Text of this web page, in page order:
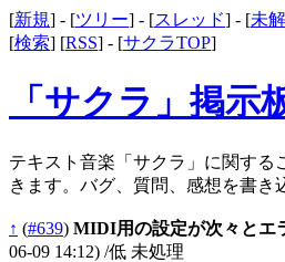
[新規] - [ツリー] - [スレッド] - [未
[検索] [RSS] - [サクラTOP]
「サクラ」掲示
テキスト音楽「サクラ」に関する
きます。バグ、質問、感想を書き
↑ (#639) MIDI用の設定が次々とエ
06-09 14:12) /低 未処理